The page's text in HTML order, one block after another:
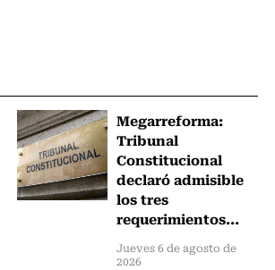
Megarreforma:
Tribunal
Constitucional
declaró admisible
los tres
requerimientos...
Jueves 6 de agosto de
2026